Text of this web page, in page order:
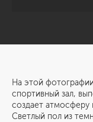
На этой
спортивный зал,
создает атмосферу
Светлый пол из